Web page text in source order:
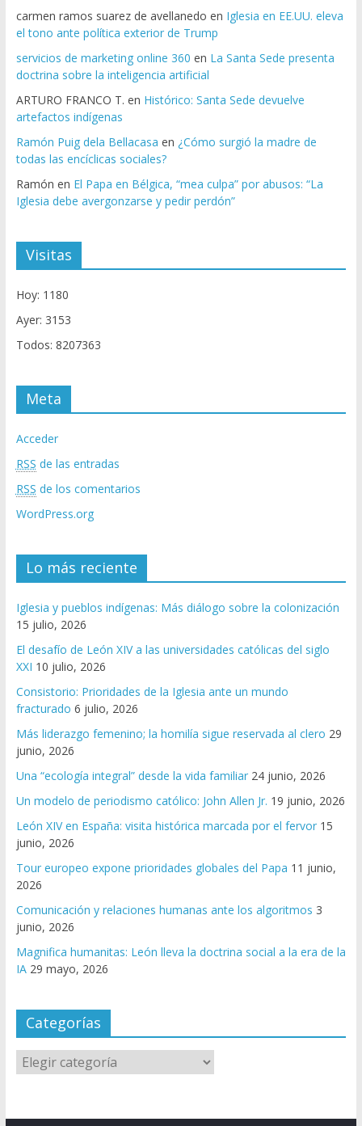
carmen ramos suarez de avellanedo en Iglesia en EE.UU. eleva
el tono ante política exterior de Trump
servicios de marketing online 360 en La Santa Sede presenta
doctrina sobre la inteligencia artificial
ARTURO FRANCO T. en Histórico: Santa Sede devuelve
artefactos indígenas
Ramón Puig dela Bellacasa en ¿Cómo surgió la madre de
todas las encíclicas sociales?
Ramón en El Papa en Bélgica, “mea culpa” por abusos: “La
Iglesia debe avergonzarse y pedir perdón”
Visitas
Hoy: 1180
Ayer: 3153
Todos: 8207363
Meta
Acceder
RSS de las entradas
RSS de los comentarios
WordPress.org
Lo más reciente
Iglesia y pueblos indígenas: Más diálogo sobre la colonización
15 julio, 2026
El desafío de León XIV a las universidades católicas del siglo
XXI 10 julio, 2026
Consistorio: Prioridades de la Iglesia ante un mundo
fracturado 6 julio, 2026
Más liderazgo femenino; la homilía sigue reservada al clero 29
junio, 2026
Una “ecología integral” desde la vida familiar 24 junio, 2026
Un modelo de periodismo católico: John Allen Jr. 19 junio, 2026
León XIV en España: visita histórica marcada por el fervor 15
junio, 2026
Tour europeo expone prioridades globales del Papa 11 junio,
2026
Comunicación y relaciones humanas ante los algoritmos 3
junio, 2026
Magnifica humanitas: León lleva la doctrina social a la era de la
IA 29 mayo, 2026
Categorías